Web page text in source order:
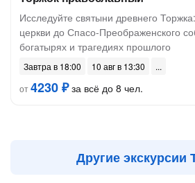
Исследуйте святыни древнего
церкви до Спасо-Преображенского
богатырях и трагедиях прошлого
Завтра в 18:00
10 авг в 13:30
от4230 ₽за всё до 8 чел.
Другие экскурсии